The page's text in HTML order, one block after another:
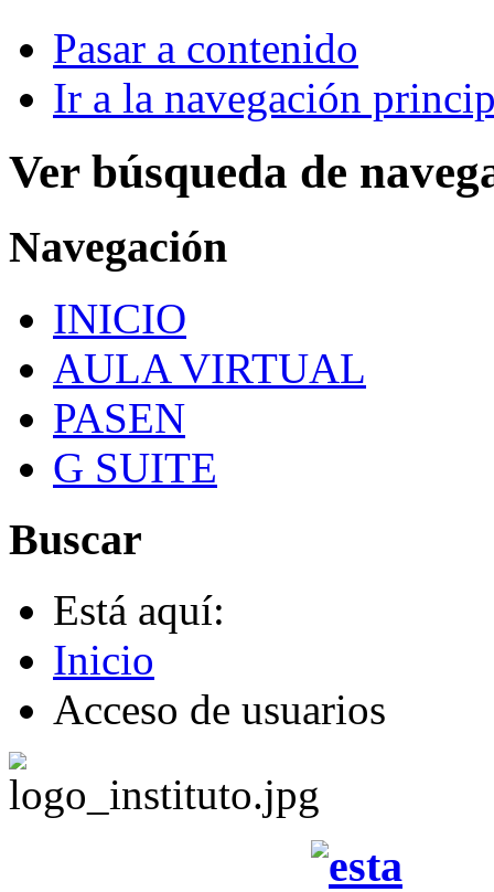
Pasar a contenido
Ir a la navegación
Ver búsqueda de
Navegación
INICIO
AULA VIRTUAL
PASEN
G SUITE
Buscar
Está aquí:
Inicio
Acceso de usuarios